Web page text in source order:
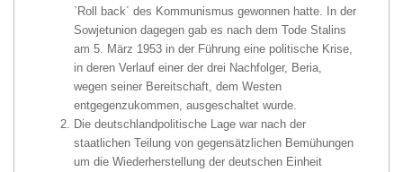
`Roll back´ des Kommunismus gewonnen hatte. In der
Sowjetunion dagegen gab es nach dem Tode Stalins
am 5. März 1953 in der Führung eine politische Krise,
in deren Verlauf einer der drei Nachfolger, Beria,
wegen seiner Bereitschaft, dem Westen
entgegenzukommen, ausgeschaltet wurde.
Die deutschlandpolitische Lage war nach der
staatlichen Teilung von gegensätzlichen Bemühungen
um die Wiederherstellung der deutschen Einheit